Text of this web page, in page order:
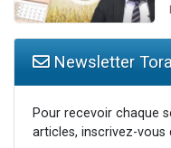
Newsletter
Pour recevoir chaque
articles, inscrivez-vous